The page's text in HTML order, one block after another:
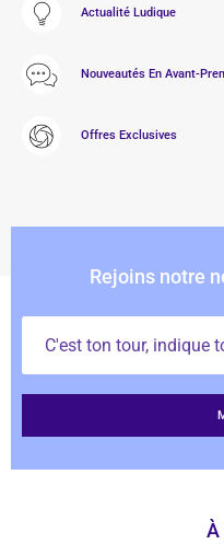
Actualité Ludique
Nouveautés En Avant-
Offres Exclusives
Rejoins notre
À